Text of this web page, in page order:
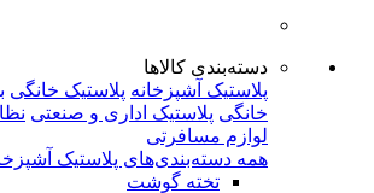
دسته‌بندی کالاها
پلاستیک آشپزخانه پلاستیک خانگی
خانگی پلاستیک اداری و صنعتی
لوازم مسافرتی
همه دسته‌بندی‌های پلاستیک
تخته گوشت